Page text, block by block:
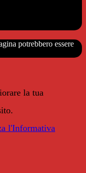
potrebbero essere
la tua
l'Informativa